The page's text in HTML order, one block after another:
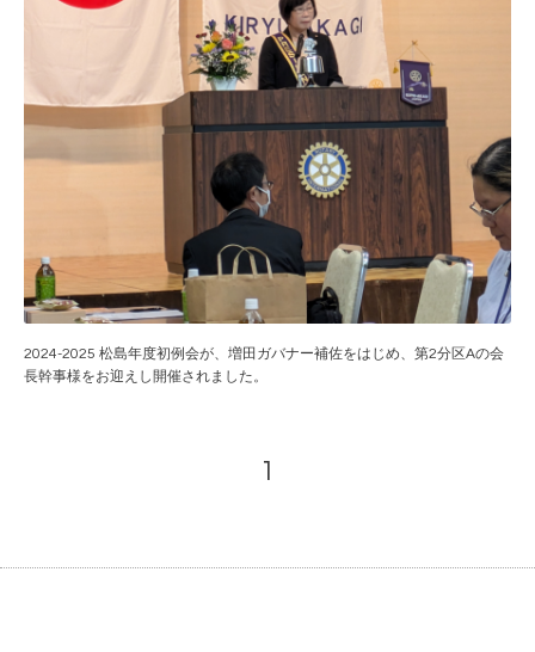
2024-2025 松島年度初例会が、増田ガバナー補佐をはじめ、第2分区Aの会
長幹事様をお迎えし開催されました。
1